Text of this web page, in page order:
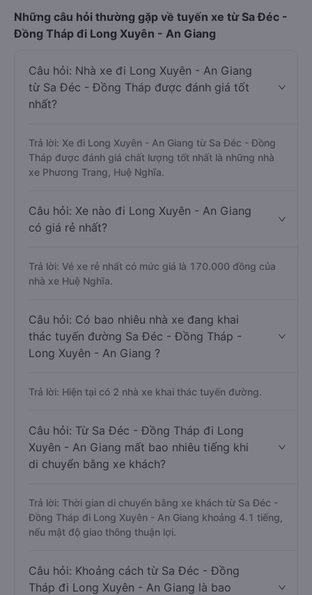
Những câu hỏi thường gặp về tuyến xe từ Sa Đéc -
Đồng Tháp đi Long Xuyên - An Giang
Câu hỏi: Nhà xe đi Long Xuyên - An Giang
từ Sa Đéc - Đồng Tháp được đánh giá tốt
nhất?
Trả lời: Xe đi Long Xuyên - An Giang từ Sa Đéc - Đồng
Tháp được đánh giá chất lượng tốt nhất là những nhà
xe Phương Trang, Huệ Nghĩa.
Câu hỏi: Xe nào đi Long Xuyên - An Giang
có giá rẻ nhất?
Trả lời: Vé xe rẻ nhất có mức giá là 170.000 đồng của
nhà xe Huệ Nghĩa.
Câu hỏi: Có bao nhiêu nhà xe đang khai
thác tuyến đường Sa Đéc - Đồng Tháp -
Long Xuyên - An Giang ?
Trả lời: Hiện tại có 2 nhà xe khai thác tuyến đường.
Câu hỏi: Từ Sa Đéc - Đồng Tháp đi Long
Xuyên - An Giang mất bao nhiêu tiếng khi
di chuyển bằng xe khách?
Trả lời: Thời gian di chuyển bằng xe khách từ Sa Đéc -
Đồng Tháp đi Long Xuyên - An Giang khoảng 4.1 tiếng,
nếu mật độ giao thông thuận lợi.
Câu hỏi: Khoảng cách từ Sa Đéc - Đồng
Tháp đi Long Xuyên - An Giang là bao